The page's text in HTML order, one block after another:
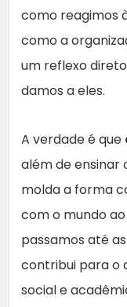
como reagimos
como a
um reflexo
damos a eles.
A verdade é que
além de ensinar
molda a forma
com o mundo
passamos até
contribui para o
social e